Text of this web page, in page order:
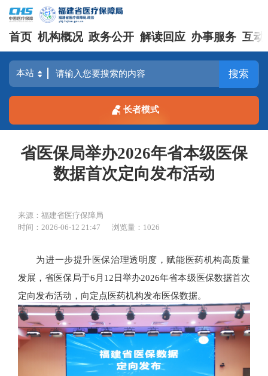
首页 机构概况 政务公开 解读回应 办事服务 互动
搜索
长者模式
省医保局举办2026年省本级医保
数据首次定向发布活动
来源：福建省医疗保障局
时间：2026-06-12 21:47
浏览量：1026
为进一步提升医保治理透明度，赋能医药机构高质量
发展，省医保局于6月12日举办2026年省本级医保数据首次
定向发布活动，向定点医药机构发布医保数据。